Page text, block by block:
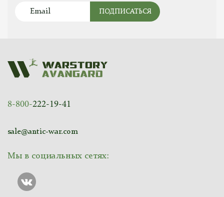
ПОДПИСАТЬСЯ
8-800-222-19-41
sale@antic-war.com
Мы в социальных сетях: